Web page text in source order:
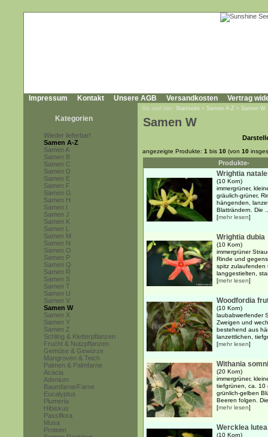
Impressum Kontakt Unsere AGB Versandkosten Vertrag
Kategorien
Wieder lieferbar!
Samen A-Z
Samen A
Samen B
Samen C
Samen D
Samen E
Samen F
Samen G
Samen H
Samen I
Samen J
Samen K
Samen L
Samen M
Samen N
Samen O
Samen P
Samen Q
Samen R
Samen S
Samen T
Samen U
Samen V
Samen W
Samen X
Samen Y
Samen Z
Schling & Kletterpflanzen
Frucht & Nutzpflanzen
Gemüse & Gewürze
Mangroven & Teich
Palmen & Palmfarne
Acacia
Adenium
Baumfarne/Farne
Eucalyptus
Plumeria
Hibiskus
Passiflora
Musa
Proteen
Sie sind hier: Startseite » Samen A-Z » Samen W
Samen W
angezeigte Produkte: 1 bis 10 (von 10
Produkte-
Wrightia
(10 Korn)
immergrüner,
gräulich-grüner,
hängenden,
Blatträndern. Die
[mehr lesen]
Wrightia dubia
(10 Korn)
immergrüner
Rinde und
spitz zulaufenden
langgestielten,
[mehr lesen]
Woodfordia
(10 Korn)
laubabwerfender
Zweigen und
bestehend aus
lanzettlichen,
[mehr lesen]
Withania
(20 Korn)
immergrüner,
tiefgrünen, ca. 10
grünlich-gelben
Beeren folgen.
[mehr lesen]
Wercklea lutea
(10 Korn)